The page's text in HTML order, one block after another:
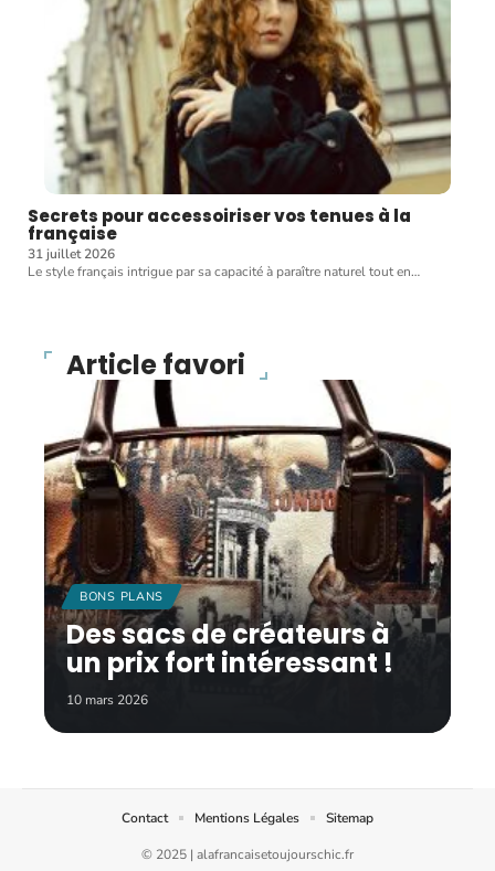
Secrets pour accessoiriser vos tenues à la
française
31 juillet 2026
Le style français intrigue par sa capacité à paraître naturel tout en…
Article favori
BONS PLANS
Des sacs de créateurs à
un prix fort intéressant !
10 mars 2026
© 2025 | alafrancaisetoujourschic.fr
Contact Mentions Légales Sitemap